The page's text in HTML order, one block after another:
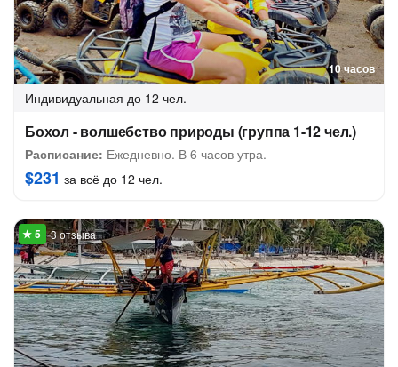
10 часов
Индивидуальная до 12 чел.
Бохол - волшебство природы (группа 1-12 чел.)
Расписание: Ежедневно. В 6 часов утра.
$231 за всё до 12 чел.
3 отзыва